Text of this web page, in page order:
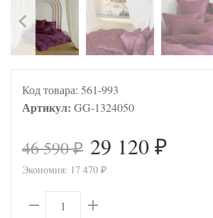
Код товара: 561-993
Артикул: GG-1324050
46 590₽ 29 120 ₽
Экономия: 17 470 ₽